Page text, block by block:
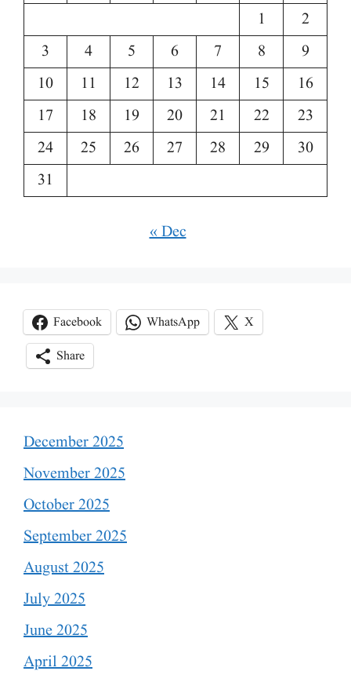
1
2
3
4 5 6 7 8
9
10
11 12 13 14 15
16
17
18 19 20 21 22
23
24
25 26 27 28 29
30
31
« Dec
Facebook WhatsApp
X
Share
December 2025
November 2025
October 2025
September 2025
August 2025
July 2025
June 2025
April 2025